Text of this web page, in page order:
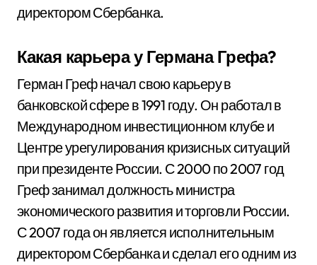
директором Сбербанка.
Какая карьера у Германа Грефа?
Герман Греф начал свою карьеру в
банковской сфере в 1991 году. Он работал в
Международном инвестиционном клубе и
Центре урегулирования кризисных ситуаций
при президенте России. С 2000 по 2007 год
Греф занимал должность министра
экономического развития и торговли России.
С 2007 года он является исполнительным
директором Сбербанка и сделал его одним из